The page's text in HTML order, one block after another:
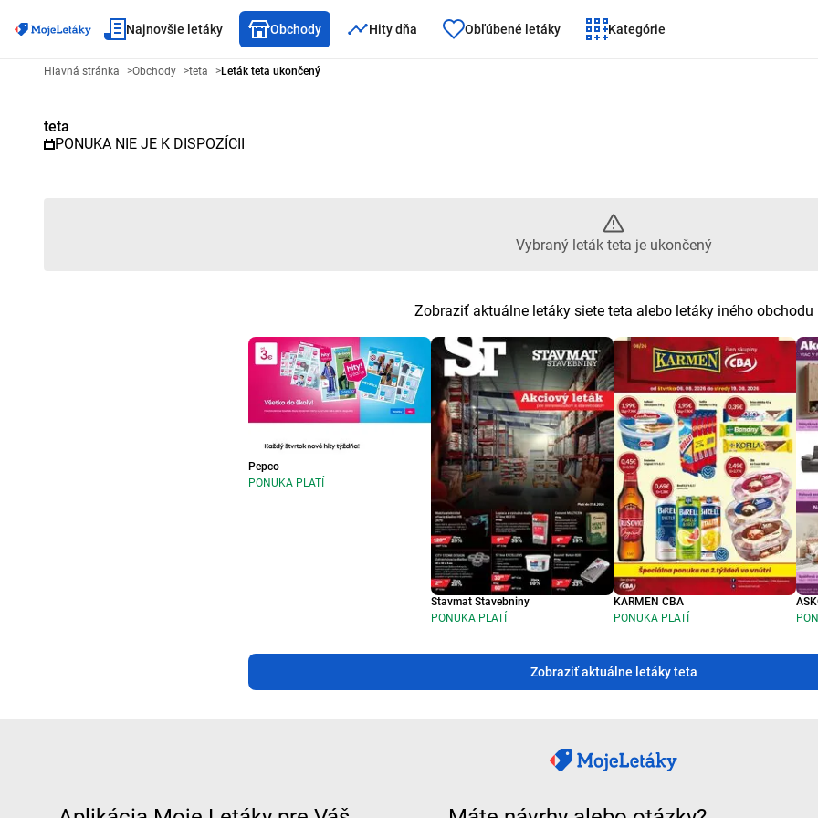
Najnovšie letáky Obchody Hity dňa Obľúbené letáky Kategórie
Reklamný leták teta - Vybraný leták teta je ukončený
Hlavná stránka >Obchody >teta >Leták teta ukončený
teta
PONUKA NIE JE K DISPOZÍCII
Vybraný leták teta je ukončený
Zobraziť aktuálne letáky siete teta alebo letáky iného obchodu
Pepco
PONUKA PLATÍ
Stavmat Stavebniny
PONUKA PLATÍ
KARMEN CBA
PONUKA PLATÍ
Zobraziť aktuálne letáky teta